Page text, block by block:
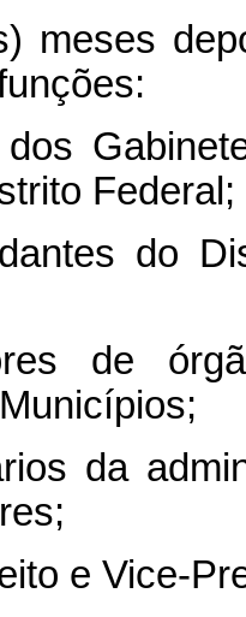
meses
Federal;
do
de
da
e Vice-